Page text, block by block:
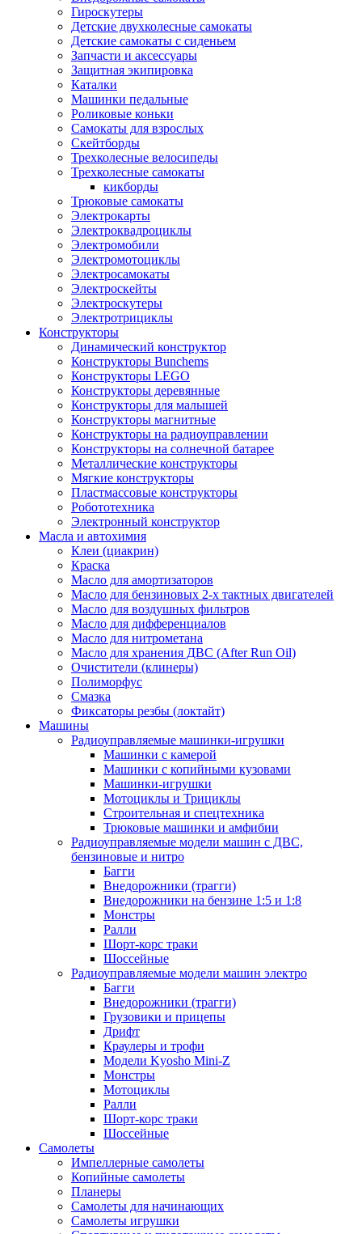
Гироскутеры
Детские двухколесные самокаты
Детские самокаты с сиденьем
Запчасти и аксессуары
Защитная экипировка
Каталки
Машинки педальные
Роликовые коньки
Самокаты для взрослых
Скейтборды
Трехколесные велосипеды
Трехколесные самокаты
кикборды
Трюковые самокаты
Электрокарты
Электроквадроциклы
Электромобили
Электромотоциклы
Электросамокаты
Электроскейты
Электроскутеры
Электротрициклы
Конструкторы
Динамический конструктор
Конструкторы Bunchems
Конструкторы LEGO
Конструкторы деревянные
Конструкторы для малышей
Конструкторы магнитные
Конструкторы на радиоуправлении
Конструкторы на солнечной батарее
Металлические конструкторы
Мягкие конструкторы
Пластмассовые конструкторы
Робототехника
Электронный конструктор
Масла и автохимия
Клеи (циакрин)
Краска
Масло для амортизаторов
Масло для бензиновых 2-х тактных двигателей
Масло для воздушных фильтров
Масло для дифференциалов
Масло для нитрометана
Масло для хранения ДВС (After Run Oil)
Очистители (клинеры)
Полиморфус
Смазка
Фиксаторы резбы (локтайт)
Машины
Радиоуправляемые машинки-игрушки
Машинки с камерой
Машинки с копийными кузовами
Машинки-игрушки
Мотоциклы и Трициклы
Строительная и спецтехника
Трюковые машинки и амфибии
Радиоуправляемые модели машин с ДВС,
бензиновые и нитро
Багги
Внедорожники (трагги)
Внедорожники на бензине 1:5 и 1:8
Монстры
Ралли
Шорт-корс траки
Шоссейные
Радиоуправляемые модели машин электро
Багги
Внедорожники (трагги)
Грузовики и прицепы
Дрифт
Краулеры и трофи
Модели Kyosho Mini-Z
Монстры
Мотоциклы
Ралли
Шорт-корс траки
Шоссейные
Самолеты
Импеллерные самолеты
Копийные самолеты
Планеры
Самолеты для начинающих
Самолеты игрушки